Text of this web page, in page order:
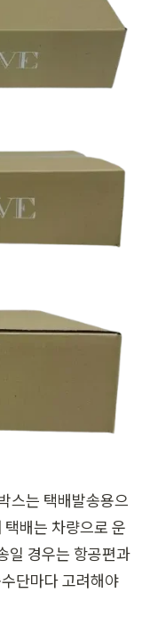
스는 택배발송용으
배는 차량으로 운
일 경우는 항공편과
단마다 고려해야